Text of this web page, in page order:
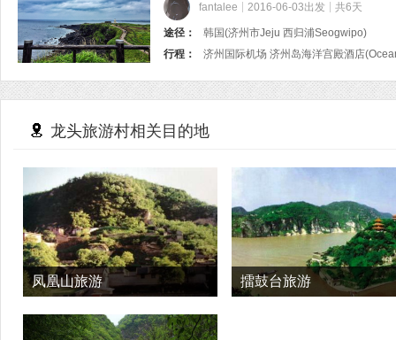
fantalee 2016-06-03出发 共6天
途径：
韩国(济州市Jeju 西归浦Seogwipo)
行程：
龙头旅游村相关目的地
凤凰山旅游 擂鼓台旅游